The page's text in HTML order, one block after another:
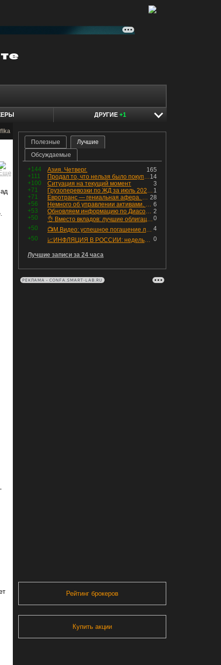
ДРУГИЕ +1
Полезные
Лучшие
Обсуждаемые
+144 165
Азия. Четверг.
+111
14
Продал то, что нельзя было покупать. Изменения в портфеле
+100
3
Ситуация на текущий момент
+71
1
Грузоперевозки по ЖД за июль 2026 г. — четвёртый месяц подряд роста, чёрные металлы на уровне прошлого года, а каменный уголь в плюсе.
+71
28
Евротранс — гениальная афера. Собрал с инвесторов денег, выплатил дивидендов больше текущей капитализации и ушёл в дефолт
+56
6
Немного об управлении активами. Для заинтересованных
+53
2
Обновляем информацию по Диасофту: дивиденды и выкуп
+50
0
👌 Вместо вкладов: лучшие облигации — только супер надёжные
+50
4
📺М.Видео: успешное погашение любимого флоатера
+50
0
📈ИНФЛЯЦИЯ В РОССИИ: недельная дефляция, но в годовом выражении рост 😢
Лучшие записи за 24 часа
РЕКЛАМА • CONFA.SMART-LAB.RU
Рейтинг брокеров
Купить акции